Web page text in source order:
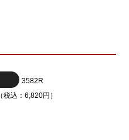
3582R
（税込：6,820円）